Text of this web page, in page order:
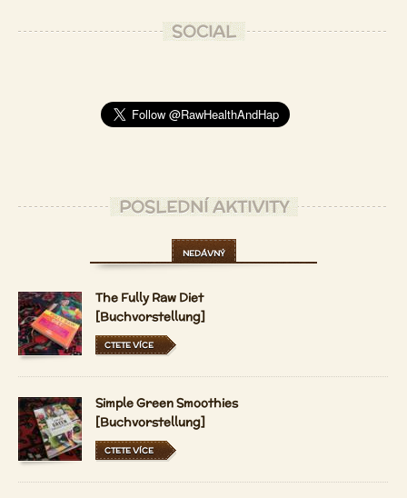
SOCIAL
POSLEDNÍ AKTIVITY
NEDÁVNÝ
The Fully Raw Diet
[Buchvorstellung]
CTETE VÍCE
Simple Green Smoothies
[Buchvorstellung]
CTETE VÍCE